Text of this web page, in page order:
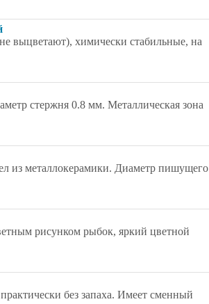
выцветают), химически стабильные, на
стержня 0.8 мм. Металлическая зона
из металлокерамики. Диаметр пишущего
рисунком рыбок, яркий цветной
без запаха. Имеет сменный